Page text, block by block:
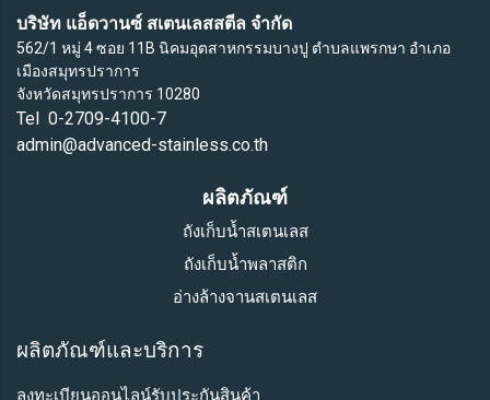
บริษัท แอ็ดวานซ์ สเตนเลสสตีล จำกัด
562/1 หมู่ 4 ซอย 11B นิคมอุตสาหกรรมบางปู ตำบลแพรกษา อำเภอ
เมืองสมุทรปราการ
จังหวัดสมุทรปราการ 10280
Tel 0-2709-4100-7
admin@advanced-stainless.co.th
ผลิตภัณฑ์
ถังเก็บน้ำสเตนเลส
ถังเก็บน้ำพลาสติก
อ่างล้างจานสเตนเลส
ผลิตภัณฑ์และบริการ
ลงทะเบียนออนไลน์รับประกันสินค้า